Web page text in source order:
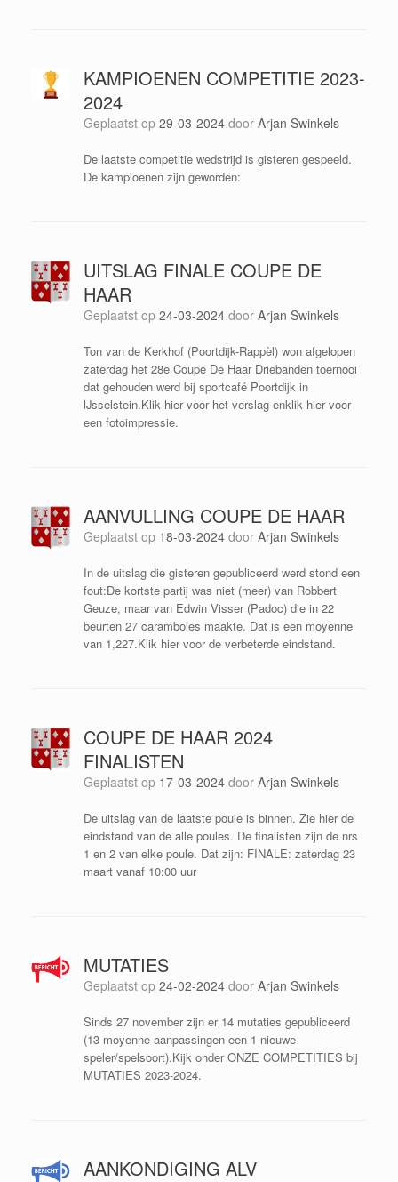
KAMPIOENEN COMPETITIE 2023-
2024
Geplaatst op 29-03-2024 door Arjan Swinkels
De laatste competitie wedstrijd is gisteren gespeeld.
De kampioenen zijn geworden:
UITSLAG FINALE COUPE DE
HAAR
Geplaatst op 24-03-2024 door Arjan Swinkels
Ton van de Kerkhof (Poortdijk-Rappèl) won afgelopen
zaterdag het 28e Coupe De Haar Driebanden toernooi
dat gehouden werd bij sportcafé Poortdijk in
IJsselstein.Klik hier voor het verslag enklik hier voor
een fotoimpressie.
AANVULLING COUPE DE HAAR
Geplaatst op 18-03-2024 door Arjan Swinkels
In de uitslag die gisteren gepubliceerd werd stond een
fout:De kortste partij was niet (meer) van Robbert
Geuze, maar van Edwin Visser (Padoc) die in 22
beurten 27 caramboles maakte. Dat is een moyenne
van 1,227.Klik hier voor de verbeterde eindstand.
COUPE DE HAAR 2024
FINALISTEN
Geplaatst op 17-03-2024 door Arjan Swinkels
De uitslag van de laatste poule is binnen. Zie hier de
eindstand van de alle poules. De finalisten zijn de nrs
1 en 2 van elke poule. Dat zijn: FINALE: zaterdag 23
maart vanaf 10:00 uur
MUTATIES
Geplaatst op 24-02-2024 door Arjan Swinkels
Sinds 27 november zijn er 14 mutaties gepubliceerd
(13 moyenne aanpassingen een 1 nieuwe
speler/spelsoort).Kijk onder ONZE COMPETITIES bij
MUTATIES 2023-2024.
AANKONDIGING ALV